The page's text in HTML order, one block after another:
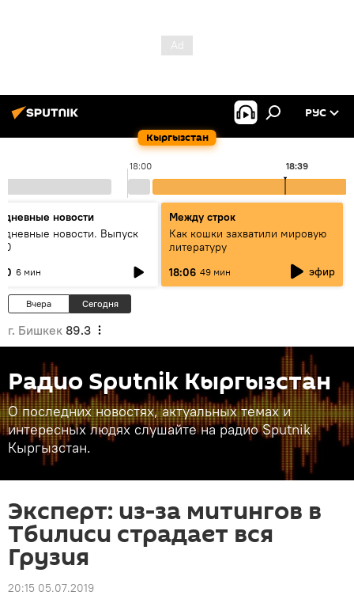
Кыргызстан
РУС
18:00 18:39
новости
новости. Выпуск
6 мин
Между строк
Как кошки захватили мировую
литературу
18:06 49 мин эфир
Вчера Сегодня
г. Бишкек 89.3
Радио Sputnik Кыргызстан
О последних новостях, актуальных темах и
интересных людях слушайте на радио Sputnik
Кыргызстан.
Эксперт: из-за митингов в
Тбилиси страдает вся
Грузия
20:15 05.07.2019